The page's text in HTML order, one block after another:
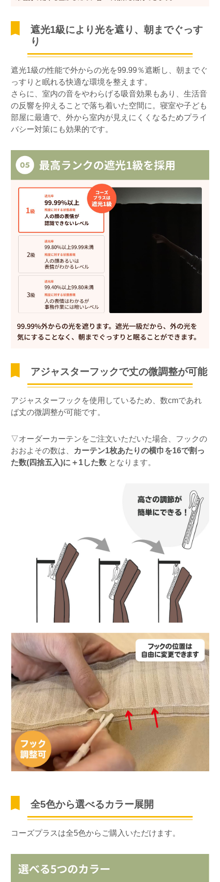
遮光1級により光を遮り、朝までぐっす
り
遮光1級の性能で外からの光を99.99％遮断し、朝までぐ
っすりと眠れる快適な環境を整えます。
さらに、室内の音をやわらげる吸音効果もあり、生活音
の反響を抑えることで落ち着いた空間に。寝室や子ども
部屋に最適で、外から室内が見えにくくなるためプライ
バシー対策にも効果的です。
アジャスターフックで丈の微調整が可能
アジャスターフックを使用しているため、数cmであれ
ば丈の微調整が可能です。
▽オーダーカーテンをご注文いただいた場合、フックの
おおよその数は、 カーテン1枚あたりの横巾を16で割っ
た数(四捨五入)に＋1した数 となります。
全5色から選べるカラー展開
コーズプラスは全5色からご購入いただけます。